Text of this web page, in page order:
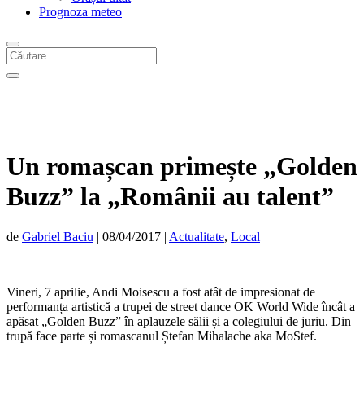
Prognoza meteo
Un romașcan primește „Golden
Buzz” la „Românii au talent”
de Gabriel Baciu | 08/04/2017 | Actualitate, Local
Vineri, 7 aprilie, Andi Moisescu a fost atât de impresionat de
performanța artistică a trupei de street dance OK World Wide încât a
apăsat „Golden Buzz” în aplauzele sălii și a colegiului de juriu. Din
trupă face parte și romascanul Ștefan Mihalache aka MoStef.